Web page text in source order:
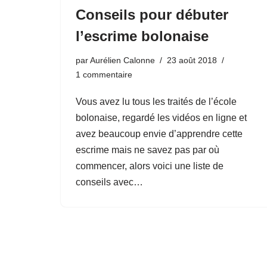
Conseils pour débuter
l’escrime bolonaise
parAurélien Calonne
23 août 2018
1 commentaire
Vous avez lu tous les traités de l’école
bolonaise, regardé les vidéos en ligne et
avez beaucoup envie d’apprendre cette
escrime mais ne savez pas par où
commencer, alors voici une liste de
conseils avec…